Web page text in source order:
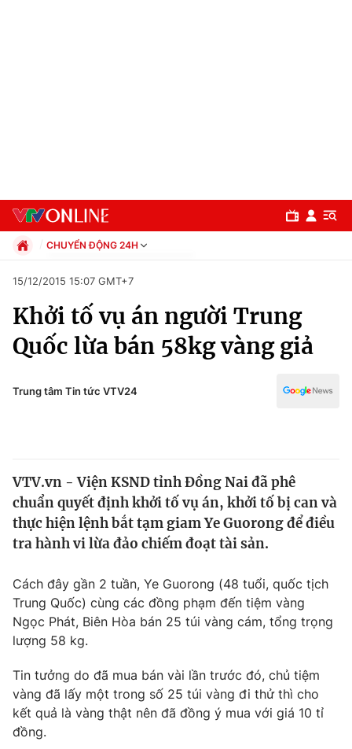
Chuyên mục
Chính trị
Xã hội
Y tế
Thế giới
Thế giới đó đây
Câu chuyện quốc tế
Kinh tế
Tài chính
Thị trường
Góc doanh nghiệp
Dữ liệu và đời sống
Truyền hình
Phim VTV
Hậu trường
Giải trí
CHUYỂN ĐỘNG 24H
Xã hội
Pháp luật
Kinh tế
Thể thao
Văn hóa - Giải trí
Giáo dục
15/12/2015 15:07 GMT+7
Khởi tố vụ án người Trung
Quốc lừa bán 58kg vàng giả
Trung tâm Tin tức VTV24
VTV.vn - Viện KSND tỉnh Đồng Nai đã phê
chuẩn quyết định khởi tố vụ án, khởi tố bị can và
thực hiện lệnh bắt tạm giam Ye Guorong để điều
tra hành vi lừa đảo chiếm đoạt tài sản.
Cách đây gần 2 tuần, Ye Guorong (48 tuổi, quốc tịch
Trung Quốc) cùng các đồng phạm đến tiệm vàng
Ngọc Phát, Biên Hòa bán 25 túi vàng cám, tổng trọng
lượng 58 kg.
Tin tưởng do đã mua bán vài lần trước đó, chủ tiệm
vàng đã lấy một trong số 25 túi vàng đi thử thì cho
kết quả là vàng thật nên đã đồng ý mua với giá 10 tỉ
đồng.